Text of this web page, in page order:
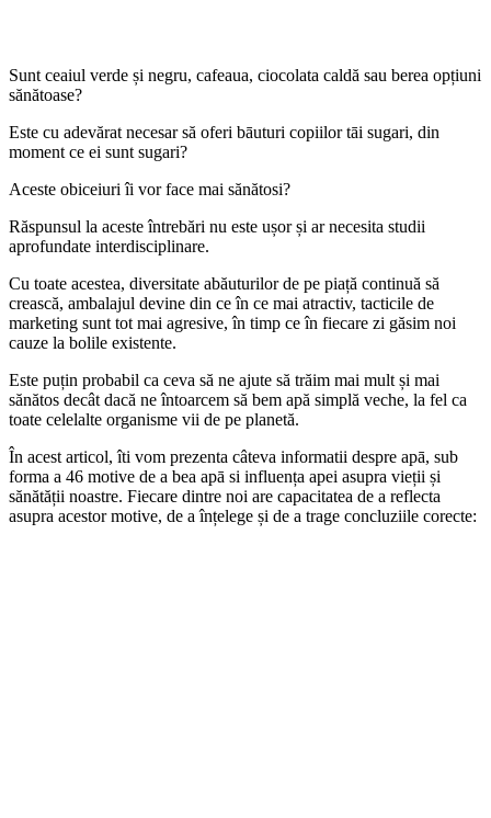
Sunt ceaiul verde și negru, cafeaua, ciocolata caldă sau berea opțiuni
sănătoase?
Este cu adevărat necesar să oferi bāuturi copiilor tāi sugari, din
moment ce ei sunt sugari?
Aceste obiceiuri îi vor face mai sănătosi?
Răspunsul la aceste întrebări nu este ușor și ar necesita studii
aprofundate interdisciplinare.
Cu toate acestea, diversitate abăuturilor de pe piață continuă să
crească, ambalajul devine din ce în ce mai atractiv, tacticile de
marketing sunt tot mai agresive, în timp ce în fiecare zi găsim noi
cauze la bolile existente.
Este puțin probabil ca ceva să ne ajute să trăim mai mult și mai
sănătos decât dacă ne întoarcem să bem apă simplă veche, la fel ca
toate celelalte organisme vii de pe planetă.
În acest articol, îti vom prezenta câteva informatii despre apā, sub
forma a 46 motive de a bea apā si influența apei asupra vieții și
sănătății noastre. Fiecare dintre noi are capacitatea de a reflecta
asupra acestor motive, de a înțelege și de a trage concluziile corecte: